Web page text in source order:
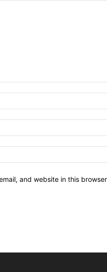
and website in this